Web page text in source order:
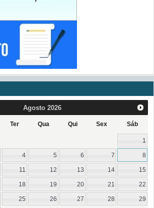
Agosto 2026
Ter Qua Qui Sex Sáb
1
4 5 6 7 8
11 12 13 14 15
18 19 20 21 22
25 26 27 28 29